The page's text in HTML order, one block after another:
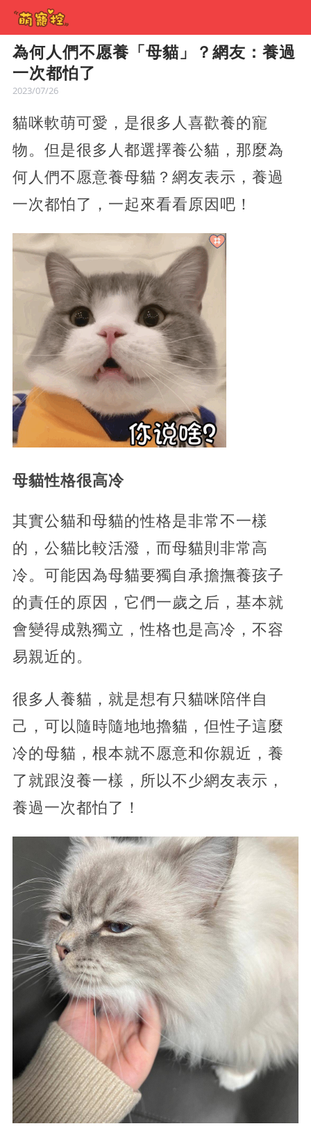
為何人們不愿養「母貓」？網友：養過
一次都怕了
2023/07/26
貓咪軟萌可愛，是很多人喜歡養的寵
物。但是很多人都選擇養公貓，那麼為
何人們不愿意養母貓？網友表示，養過
一次都怕了，一起來看看原因吧！
母貓性格很高冷
其實公貓和母貓的性格是非常不一樣
的，公貓比較活潑，而母貓則非常高
冷。可能因為母貓要獨自承擔撫養孩子
的責任的原因，它們一歲之后，基本就
會變得成熟獨立，性格也是高冷，不容
易親近的。
很多人養貓，就是想有只貓咪陪伴自
己，可以隨時隨地地擼貓，但性子這麼
冷的母貓，根本就不愿意和你親近，養
了就跟沒養一樣，所以不少網友表示，
養過一次都怕了！